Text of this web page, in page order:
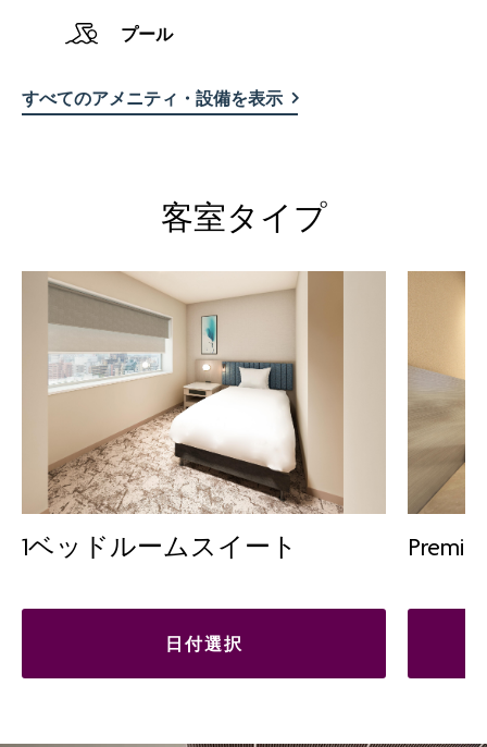
プール
すべてのアメニティ・設備を表示
客室タイプ
1ベッドルームスイート
日付選択